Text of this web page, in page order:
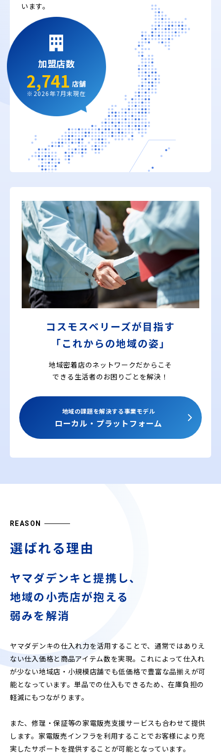
います。
加盟店数
2,741 店舗
※2026年7月末現在
コスモスベリーズが目指す
「これからの地域の姿」
地域密着店のネットワークだからこそ
できる 生活者のお困りごとを解決！
地域の課題を解決する事業モデル
ローカル・プラットフォーム
REASON
選ばれる理由
ヤマダデンキと提携し、
地域の小売店が抱える
弱みを解消
ヤマダデンキの仕入れ力を活用することで、通常ではありえ
ない仕入価格と商品アイテム数を実現。これによって仕入れ
が少ない地域店・小規模店舗でも低価格で豊富な品揃えが可
能となっています。単品での仕入もできるため、在庫負担の
軽減にもつながります。
また、修理・保証等の家電販売支援サービスも合わせて提供
します。家電販売インフラを利用することでお客様により充
実したサポートを提供することが可能となっています。